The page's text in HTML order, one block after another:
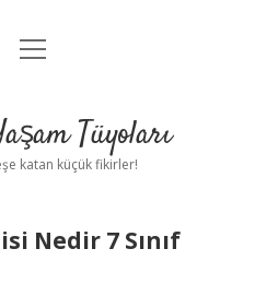
Anasayfa
Uyarı
menüyü
Tüyoları
katan küçük fikirler!
Nedir 7 Sınıf